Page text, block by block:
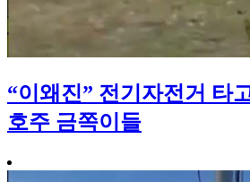
“이왜진” 전기자전거 타
호주 금쪽이들